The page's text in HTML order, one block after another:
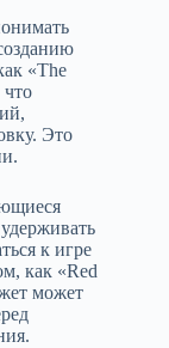
«The
Это
к игре
как «Red
может